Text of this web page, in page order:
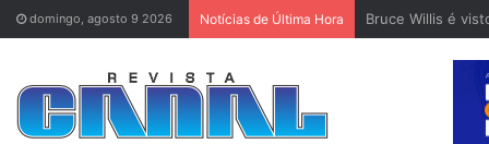
domingo, agosto 9 2026 Notícias de Última Hora Bruce Willis é